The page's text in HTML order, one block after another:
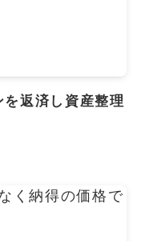
返済し資産整理